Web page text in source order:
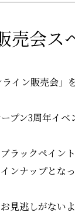
売会ス
イン販売会」
プン3周年イ
ラックペイン
ンナップとな
見逃しがないよ